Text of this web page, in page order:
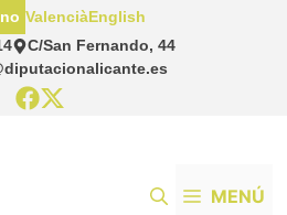
C/San Fernando, 44
ValenciàEnglish
MENÚ